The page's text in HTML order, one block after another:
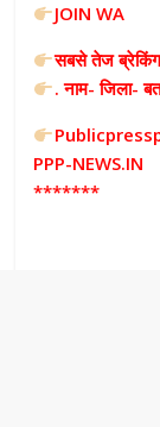
JOIN WA
सबसे तेज
. नाम- जिला-
PPP-NEWS.IN
*******